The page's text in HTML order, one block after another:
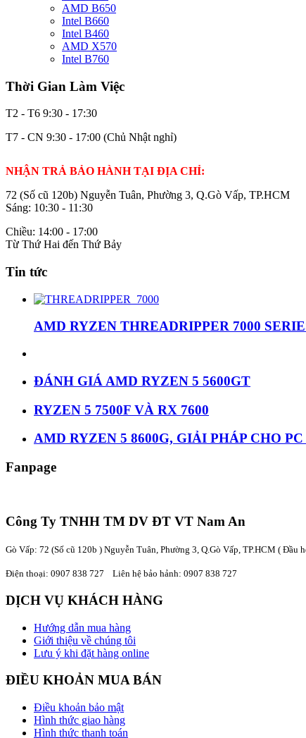
AMD B650
Intel B660
Intel B460
AMD X570
Intel B760
Thời Gian Làm Việc
T2 - T6 9:30 - 17:30
T7 - CN 9:30 - 17:00 (Chủ Nhật nghỉ)
NHẬN TRẢ BẢO HÀNH TẠI ĐỊA CHỈ:
72 (Số cũ 120b) Nguyễn Tuân, Phường 3, Q.Gò Vấp, TP.HCM
Sáng: 10:30 - 11:30
Chiều: 14:00 - 17:00
Từ Thứ Hai đến Thứ Bảy
Tin tức
AMD RYZEN THREADRIPPER 7000
ĐÁNH GIÁ AMD RYZEN 5 5600GT
RYZEN 5 7500F VÀ RX 7600
AMD RYZEN 5 8600G, GIẢI PHÁP CHO
Fanpage
Công Ty TNHH TM DV ĐT VT Nam An
Gò Vấp: 72 (Số cũ 120b ) Nguyễn Tuân, Phường 3, Q.Gò Vấp, TP.HCM ( Đầu
Điện thoại: 0907 838 727 Liên hệ bảo hảnh: 0907 838 727
DỊCH VỤ KHÁCH HÀNG
Hướng dẫn mua hàng
Giới thiệu về chúng tôi
Lưu ý khi đặt hàng online
ĐIỀU KHOẢN MUA BÁN
Điều khoản bảo mật
Hình thức giao hàng
Hình thức thanh toán